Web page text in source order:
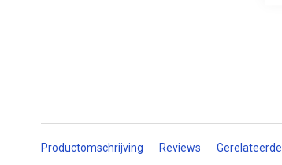
Productomschrijving Reviews